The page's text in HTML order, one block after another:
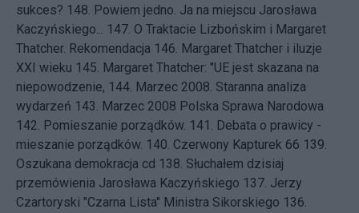
sukces? 148. Powiem jedno. Ja na miejscu Jarosława
Kaczyńskiego... 147. O Traktacie Lizbońskim i Margaret
Thatcher. Rekomendacja 146. Margaret Thatcher i iluzje
XXI wieku 145. Margaret Thatcher: "UE jest skazana na
niepowodzenie, 144. Marzec 2008. Staranna analiza
wydarzeń 143. Marzec 2008 Polska Sprawa Narodowa
142. Pomieszanie porządków. 141. Debata o prawicy -
mieszanie porządków. 140. Czerwony Kapturek 66 139.
Oszukana demokracja cd 138. Słuchałem dzisiaj
przemówienia Jarosława Kaczyńskiego 137. Jerzy
Czartoryski "Czarna Lista" Ministra Sikorskiego 136.